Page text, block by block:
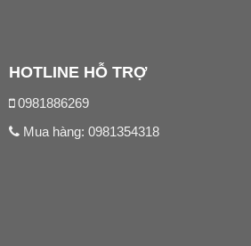
HOTLINE HỖ TRỢ
0981886269
Mua hàng: 0981354318